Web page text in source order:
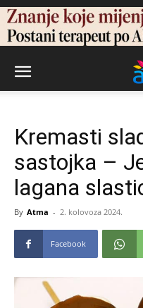
Kremasti
sastojka –
lagana
By Atma - 2. kolovoza 2024.
Facebook